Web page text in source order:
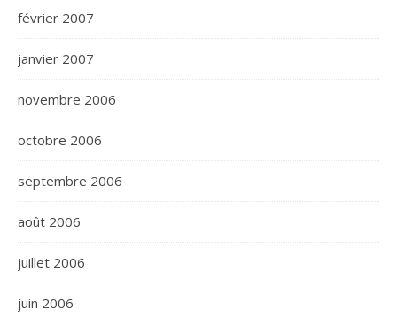
février 2007
janvier 2007
novembre 2006
octobre 2006
septembre 2006
août 2006
juillet 2006
juin 2006